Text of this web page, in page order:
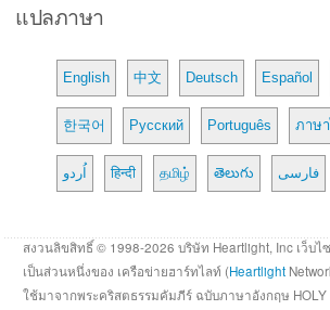
แปลภาษา
English 中文 Deutsch Español
한국어 Русский Português ภาษ
اُردو हिन्दी தமிழ் తెలుగు فارسی
สงวนลิขสิทธิ์ © 1998-2026 บริษัท Heartlight, Inc เว็บไ
เป็นส่วนหนึ่งของ เครือข่ายฮาร์ทไลท์ (Heartlight
ใช้มาจากพระคริสตธรรมคัมภีร์ ฉบับภาษาอังกฤษ HOLY